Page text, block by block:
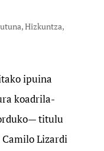
,Hizkuntza,
ipuina
koadrila-
titulu
Lizardi